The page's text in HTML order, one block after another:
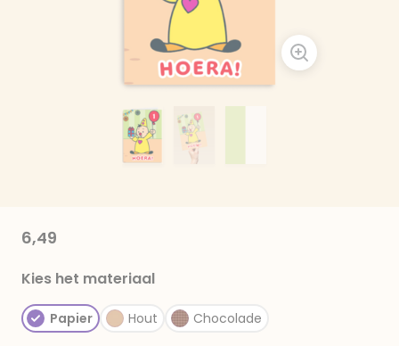
6,49
Kies het materiaal
Papier Hout Chocolade